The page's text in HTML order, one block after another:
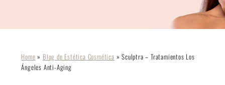
Home » Blog de Estética Cosmética »Sculptra – Tratamientos Los
Ángeles Anti-Aging